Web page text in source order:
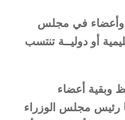
وأعضاء في مجلس
أو دوليــة تنتسب
وبقية أعضاء
رئيس مجلس الوزراء